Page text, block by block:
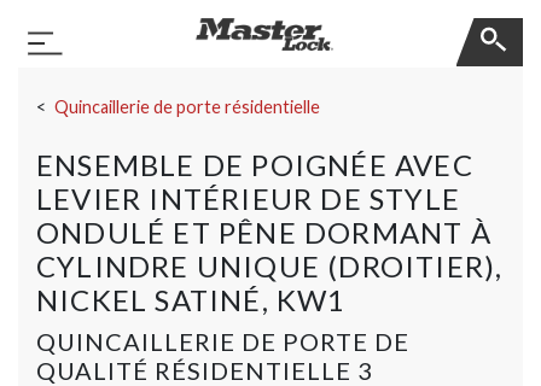
Basculer la navigation
Quincaillerie de porte résidentielle
ENSEMBLE DE POIGNÉE AVEC
LEVIER INTÉRIEUR DE STYLE
ONDULÉ ET PÊNE DORMANT À
CYLINDRE UNIQUE (DROITIER),
NICKEL SATINÉ, KW1
QUINCAILLERIE DE PORTE DE
QUALITÉ RÉSIDENTIELLE 3